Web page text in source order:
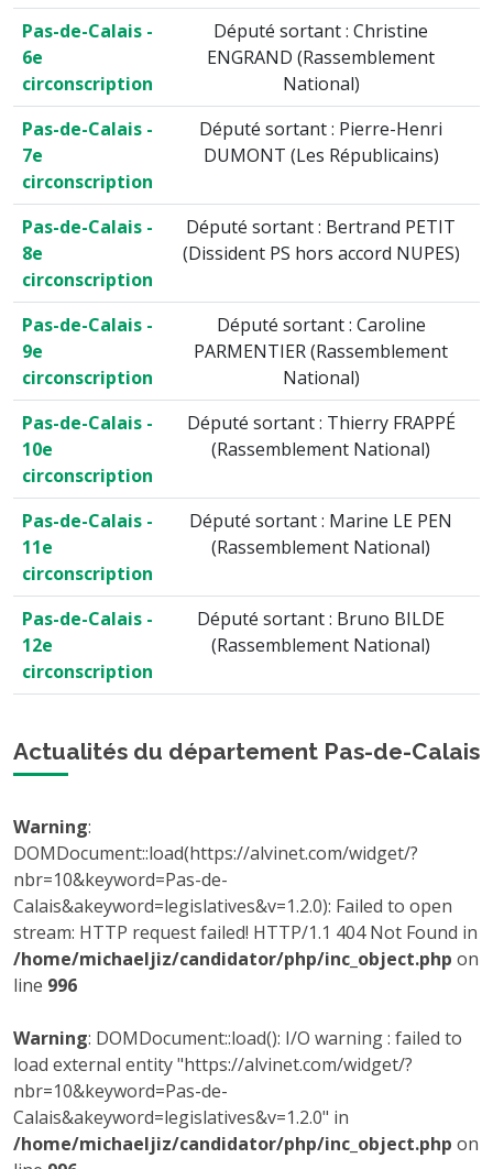
Pas-de-Calais -
6e
circonscription
Député sortant : Christine
ENGRAND (Rassemblement
National)
Pas-de-Calais -
7e
circonscription
Député sortant : Pierre-Henri
DUMONT (Les Républicains)
Pas-de-Calais -
8e
circonscription
Député sortant : Bertrand PETIT
(Dissident PS hors accord NUPES)
Pas-de-Calais -
9e
circonscription
Député sortant : Caroline
PARMENTIER (Rassemblement
National)
Pas-de-Calais -
10e
circonscription
Député sortant : Thierry FRAPPÉ
(Rassemblement National)
Pas-de-Calais -
11e
circonscription
Député sortant : Marine LE PEN
(Rassemblement National)
Pas-de-Calais -
12e
circonscription
Député sortant : Bruno BILDE
(Rassemblement National)
Actualités du département Pas-de-Calais
Warning:
DOMDocument::load(https://alvinet.com/widget/?
nbr=10&keyword=Pas-de-
Calais&akeyword=legislatives&v=1.2.0): Failed to open
stream: HTTP request failed! HTTP/1.1 404 Not Found in
/home/michaeljiz/candidator/php/inc_object.php on
line 996
Warning: DOMDocument::load(): I/O warning : failed to
load external entity "https://alvinet.com/widget/?
nbr=10&keyword=Pas-de-
Calais&akeyword=legislatives&v=1.2.0" in
/home/michaeljiz/candidator/php/inc_object.php on